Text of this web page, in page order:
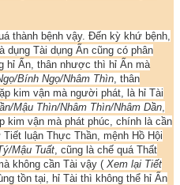
thành bệnh vậy. Đến kỳ khứ bệnh,
dụng Tài dụng Ấn cũng có phân
hỉ Ấn, thân nhược thì hỉ Ấn mà
Bính Ngọ/Nhâm Thìn , thân
kim vận mà người phát, là hỉ Tài
Mậu Thìn/Nhâm Thìn/Nhâm Dần
kim vận mà phát phúc, chính là cần
luận Thực Thần, mệnh Hồ Hội
Mậu Tuất , cũng là chế quá Thất
không cần Tài vậy ( Xem lại Tiết
tồn tại, hỉ Tài thì không thể hỉ Ấn